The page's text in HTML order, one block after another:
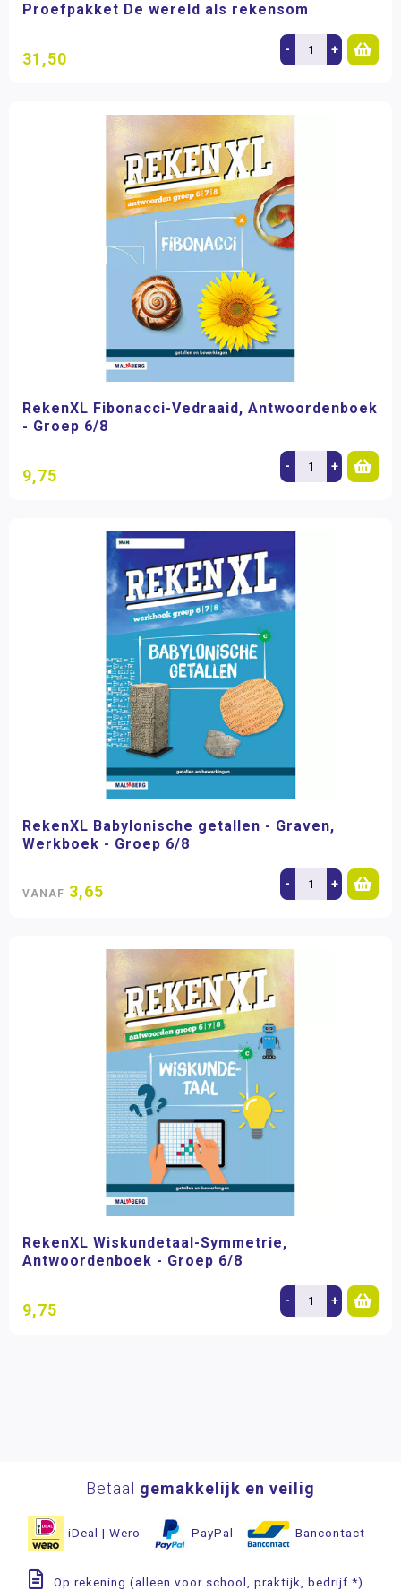
Proefpakket De wereld als rekensom
31,50 - +
RekenXL Fibonacci-Vedraaid, Antwoordenboek
- Groep 6/8
9,75 - +
RekenXL Babylonische getallen - Graven,
Werkboek - Groep 6/8
VANAF 3,65 - +
RekenXL Wiskundetaal-Symmetrie,
Antwoordenboek - Groep 6/8
9,75 - +
Betaal gemakkelijk en veilig
iDeal | Wero PayPal Bancontact
Op rekening (alleen voor school, praktijk, bedrijf *)